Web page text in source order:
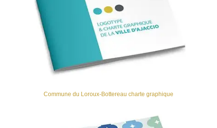
Commune du Loroux-Bottereau charte graphique